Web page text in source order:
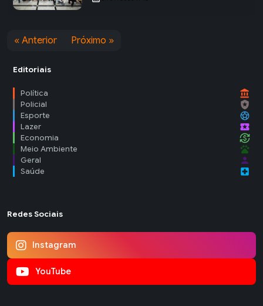
« Anterior Próximo »
Editoriais
Política account_balance
Policial local_police
Esporte sports_soccer
Lazer local_activity
Economia currency_exchange
Meio Ambiente pets
Geral person
Saúde local_hospital
Redes Sociais
Instagram
YouTube